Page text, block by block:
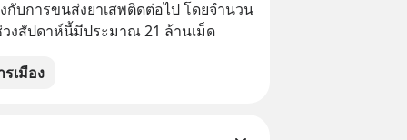
กับการขนส่งยาเสพติดต่อไป โดยจำนวน
งสัปดาห์นี้มีประมาณ 21 ล้านเม็ด
รเมือง